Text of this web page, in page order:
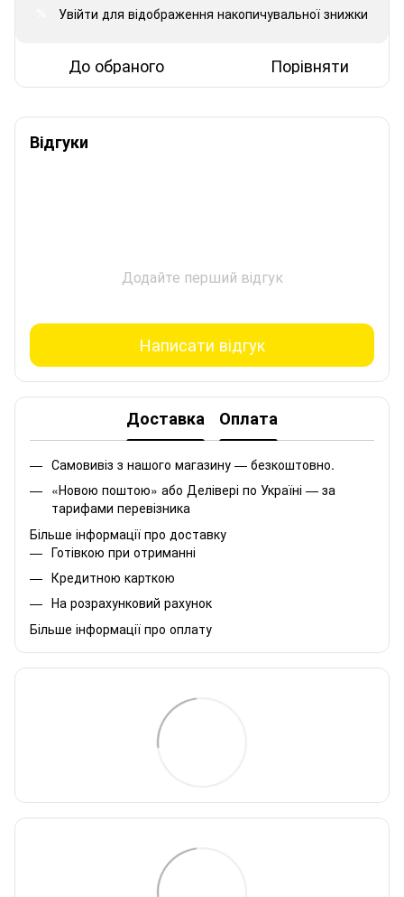
Увійти для відображення накопичувальної знижки
До обраного Порівняти
Відгуки
Додайте перший відгук
Написати відгук
Доставка Оплата
Самовивіз з нашого магазину — безкоштовно.
«Новою поштою» або Делівері по Україні — за
тарифами перевізника
Більше інформації про доставку
Готівкою при отриманні
Кредитною карткою
На розрахунковий рахунок
Більше інформації про оплату